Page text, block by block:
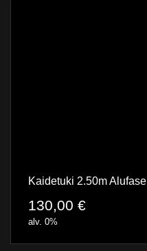
Kaidetuki 2.50m Alufase
130,00 €
alv. 0%